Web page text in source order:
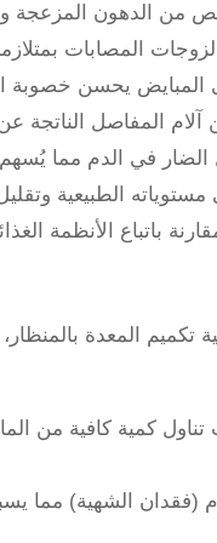
الدهون المزعجة
المصابات
المبايض يحسن خصوبة
المفاصل الناتجة
في الدم مما
الطبيعية
باتباع الأنظمة
تكميم المعدة
كمية كافية من
(فقدان الشهية) مما